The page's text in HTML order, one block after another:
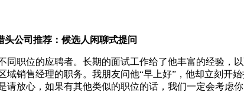
头公司推荐：候选人闲聊式提问
职位的应聘者。长期的面试工作给了他丰富的经验，
域销售经理的职务。我朋友问他“早上好”，他却立刻开
放心，如果有其他类似的职位的话，我们一定会考虑